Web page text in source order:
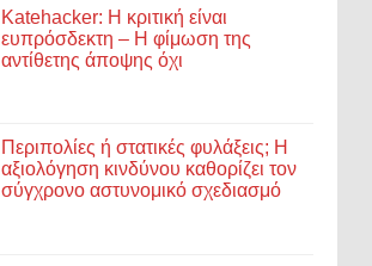
Katehacker: Η κριτική είναι
ευπρόσδεκτη – Η φίμωση της
αντίθετης άποψης όχι
Περιπολίες ή στατικές φυλάξεις; Η
αξιολόγηση κινδύνου καθορίζει τον
σύγχρονο αστυνομικό σχεδιασμό